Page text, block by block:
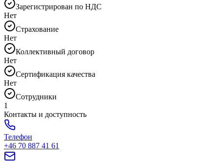
Зарегистрирован по НДС
Нет
Страхование
Нет
Коллективный договор
Нет
Сертификация качества
Нет
Сотрудники
1
Контакты и доступность
Телефон
+46 70 887 41 61